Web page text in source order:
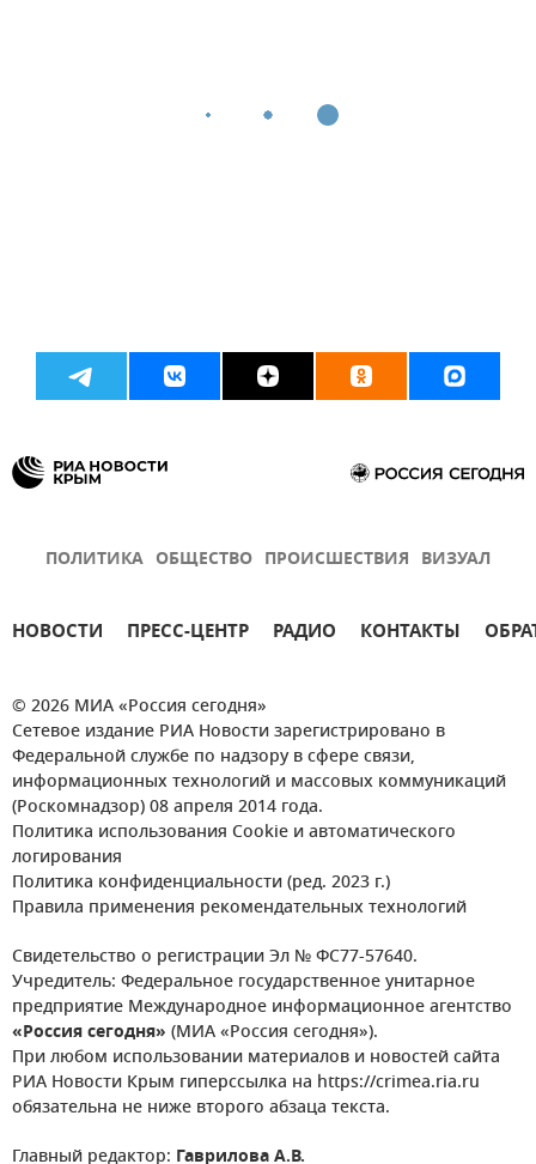
ПОЛИТИКА ОБЩЕСТВО ПРОИСШЕСТВИЯ ВИЗУАЛ
НОВОСТИ ПРЕСС-ЦЕНТР РАДИО КОНТАКТЫ
© 2026 МИА «Россия сегодня»
Сетевое издание РИА Новости зарегистрировано в
Федеральной службе по надзору в сфере связи,
информационных технологий и массовых коммуникаций
(Роскомнадзор) 08 апреля 2014 года.
Политика использования Cookie и автоматического
логирования
Политика конфиденциальности (ред. 2023 г.)
Правила применения рекомендательных технологий
Свидетельство о регистрации Эл № ФС77-57640.
Учредитель: Федеральное государственное унитарное
предприятие Международное информационное агентство
«Россия сегодня» (МИА «Россия сегодня»).
При любом использовании материалов и новостей сайта
РИА Новости Крым гиперссылка на https://crimea.ria.ru
обязательна не ниже второго абзаца текста.
Главный редактор: Гаврилова А.В.